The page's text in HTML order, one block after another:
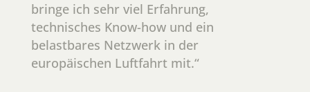
bringe ich sehr viel Erfahrung,
technisches Know-how und ein
belastbares Netzwerk in der
europäischen Luftfahrt mit.“